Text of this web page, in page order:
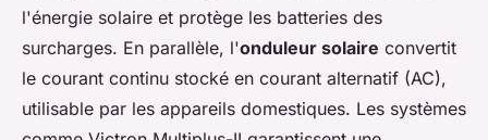
l'énergie solaire et protège les batteries des
surcharges. En parallèle, l'onduleur solaire convertit
le courant continu stocké en courant alternatif (AC),
utilisable par les appareils domestiques. Les systèmes